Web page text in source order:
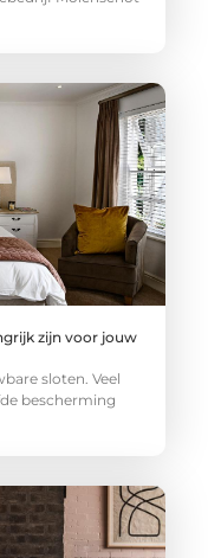
zijn voor jouw
sloten. Veel
bescherming